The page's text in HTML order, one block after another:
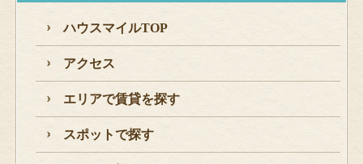
ハウスマイルTOP
アクセス
エリアで賃貸を探す
スポットで探す